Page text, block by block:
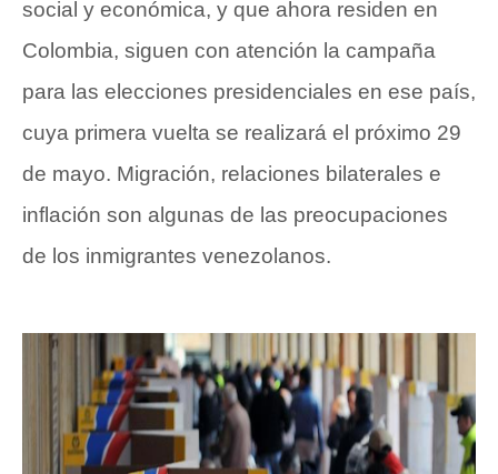
social y económica, y que ahora residen en
Colombia, siguen con atención la campaña
para las elecciones presidenciales en ese país,
cuya primera vuelta se realizará el próximo 29
de mayo. Migración, relaciones bilaterales e
inflación son algunas de las preocupaciones
de los inmigrantes venezolanos.